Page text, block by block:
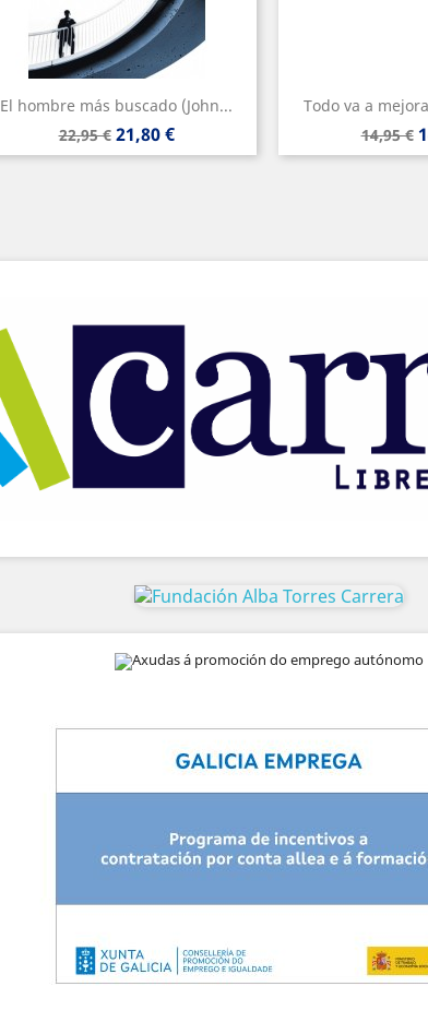
El hombre más buscado (John...
Precio
base
22,95 € Precio
21,80 €
Todo va a
Precio
base
14,95 €